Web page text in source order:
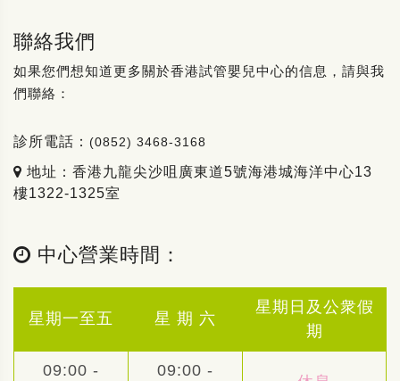
聯絡我們
如果您們想知道更多關於香港試管嬰兒中心的信息，請與我
們聯絡：
診所電話： (0852) 3468-3168
地址：香港九龍尖沙咀廣東道5號海港城海洋中心13
樓1322-1325室
中心營業時間：
星期一至五 星 期 六
星期日及公衆假
期
09:00 - 09:00 -